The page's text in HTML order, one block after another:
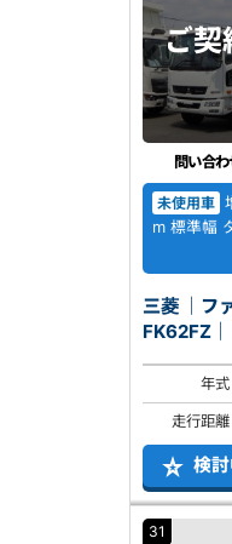
ご契
問い合わ
未使用車
m 標準幅
三菱 ｜フ
年式
走行距離
検
31